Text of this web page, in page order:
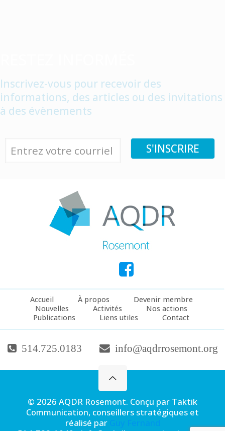
Inscrivez-vous pour recevoir des
informations, des articles ou des invitations
à des évènements
Accueil À propos
Devenir membre
Nouvelles
Activités
Nos actions
Publications
Liens utiles Contact
514.725.0183 info@aqdrrosemont.org
© 2026 AQDR Rosemont. Conçu par Taktik
Communication, conseillers stratégiques et
réalisé par